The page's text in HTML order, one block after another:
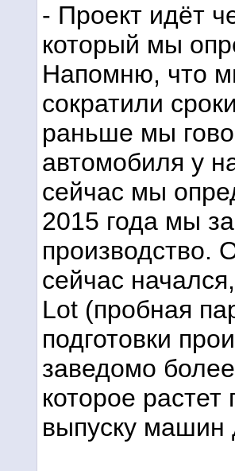
- Проект идёт
который мы
Напомню, что
сократили
раньше мы
автомобиля у
сейчас мы
2015 года мы
производство.
сейчас
Lot (пробная
подготовки
заведомо
которое
выпуску машин